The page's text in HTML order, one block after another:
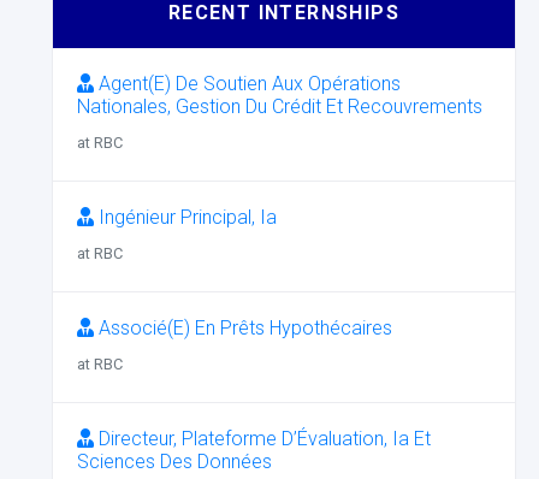
RECENT INTERNSHIPS
Agent(E) De Soutien Aux Opérations
Nationales, Gestion Du Crédit Et Recouvrements
at RBC
Ingénieur Principal, Ia
at RBC
Associé(E) En Prêts Hypothécaires
at RBC
Directeur, Plateforme D’Évaluation, Ia Et
Sciences Des Données